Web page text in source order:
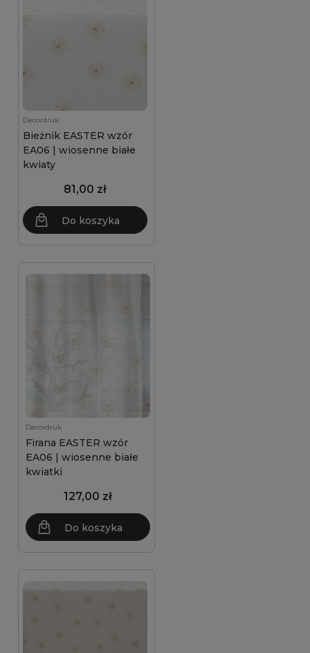
Decordruk
Bieżnik EASTER wzór
EA06 | wiosenne białe
kwiaty
81,00 zł
Do koszyka
Decordruk
Firana EASTER wzór
EA06 | wiosenne białe
kwiatki
127,00 zł
Do koszyka